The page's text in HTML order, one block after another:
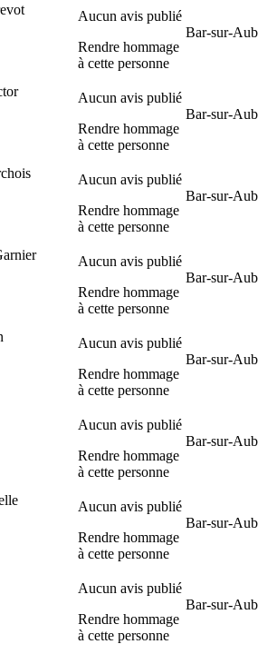
Aucun avis publié
Rendre hommage
à cette personne
Bar-sur-
Aucun avis publié
Rendre hommage
à cette personne
Bar-sur-
Aucun avis publié
Rendre hommage
à cette personne
Bar-sur-
Aucun avis publié
Rendre hommage
à cette personne
Bar-sur-
Aucun avis publié
Rendre hommage
à cette personne
Bar-sur-
Aucun avis publié
Rendre hommage
à cette personne
Bar-sur-
Aucun avis publié
Rendre hommage
à cette personne
Bar-sur-
Aucun avis publié
Rendre hommage
à cette personne
Bar-sur-